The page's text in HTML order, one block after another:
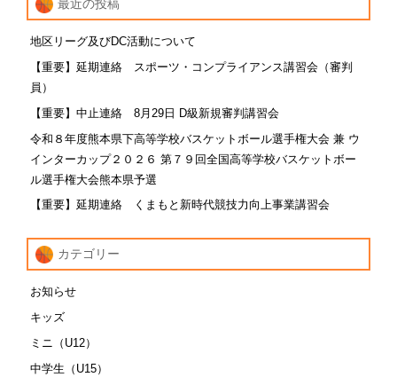
最近の投稿
地区リーグ及びDC活動について
【重要】延期連絡 スポーツ・コンプライアンス講習会（審判
員）
【重要】中止連絡 8月29日 D級新規審判講習会
令和８年度熊本県下高等学校バスケットボール選手権大会 兼 ウ
インターカップ２０２６ 第７９回全国高等学校バスケットボー
ル選手権大会熊本県予選
【重要】延期連絡 くまもと新時代競技力向上事業講習会
カテゴリー
お知らせ
キッズ
ミニ（U12）
中学生（U15）